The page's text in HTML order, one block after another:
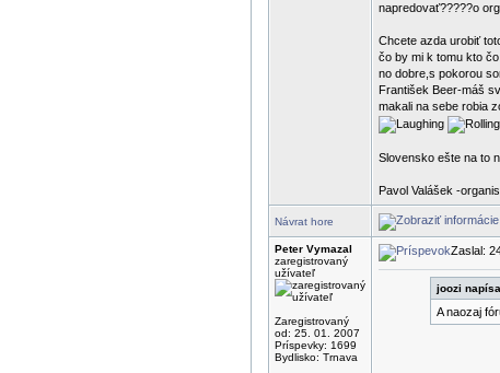
napredovať?????o
Chcete azda urobiť
čo by mi k tomu kto
no dobre,s pokorou
František Beer-máš
makali na sebe robia
Slovensko ešte na to
Pavol Valášek -
Návrat hore
Peter Vymazal
zaregistrovaný
užívateľ
Zaregistrovaný
od: 25. 01. 2007
Príspevky: 1699
Bydlisko: Trnava
Zaslal:
joozi
A naozaj